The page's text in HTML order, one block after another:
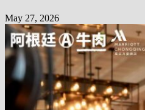
May 27, 2026